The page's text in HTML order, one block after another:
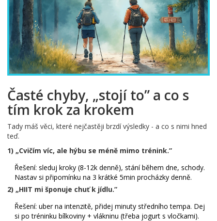
Časté chyby, „stojí to” a co s
tím krok za krokem
Tady máš věci, které nejčastěji brzdí výsledky - a co s nimi hned
teď.
1) „Cvičím víc, ale hýbu se méně mimo trénink.”
Řešení: sleduj kroky (8-12k denně), stání během dne, schody.
Nastav si připomínku na 3 krátké 5min procházky denně.
2) „HIIT mi šponuje chuť k jídlu.”
Řešení: uber na intenzitě, přidej minuty středního tempa. Dej
si po tréninku bílkoviny + vlákninu (třeba jogurt s vločkami).